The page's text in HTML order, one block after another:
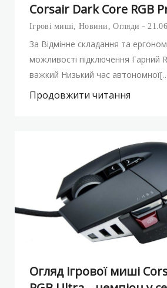
Corsair Dark Core RGB
Ігрові миші Новини ,Огляди
За Відмінне складання та
можливості підключення Гарний
важкий Низький час
Продовжити читання
Огляд ігрової миші